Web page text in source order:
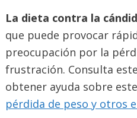
La dieta contra la
que puede provocar
preocupación por la
frustración. Consulta
obtener ayuda sobre
pérdida de peso y otros